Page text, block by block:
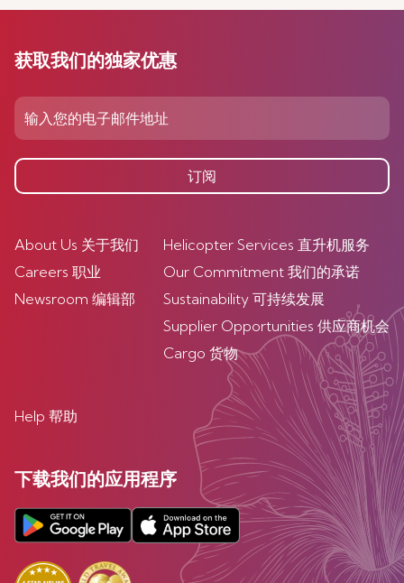
获取我们的独家优惠
订阅
About Us 关于我们
Careers 职业
Newsroom 编辑部
Helicopter Services 直升机服务
Our Commitment 我们的承诺
Sustainability 可持续发展
Supplier Opportunities 供应商机会
Cargo 货物
Help 帮助
下载我们的应用程序